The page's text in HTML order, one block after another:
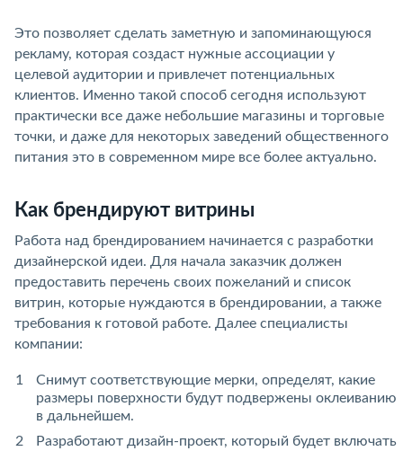
Это позволяет сделать заметную и запоминающуюся
рекламу, которая создаст нужные ассоциации у
целевой аудитории и привлечет потенциальных
клиентов. Именно такой способ сегодня используют
практически все даже небольшие магазины и торговые
точки, и даже для некоторых заведений общественного
питания это в современном мире все более актуально.
Как брендируют витрины
Работа над брендированием начинается с разработки
дизайнерской идеи. Для начала заказчик должен
предоставить перечень своих пожеланий и список
витрин, которые нуждаются в брендировании, а также
требования к готовой работе. Далее специалисты
компании:
Снимут соответствующие мерки, определят, какие
размеры поверхности будут подвержены оклеиванию
в дальнейшем.
Разработают дизайн-проект, который будет включать